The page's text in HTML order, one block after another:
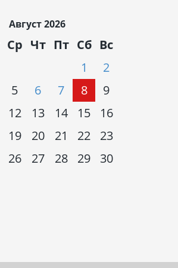
Август 2026
Ср Чт Пт Сб Вс
1
2
5 6 7 8
9
12 13 14 15
16
19 20 21 22
23
26 27 28 29
30